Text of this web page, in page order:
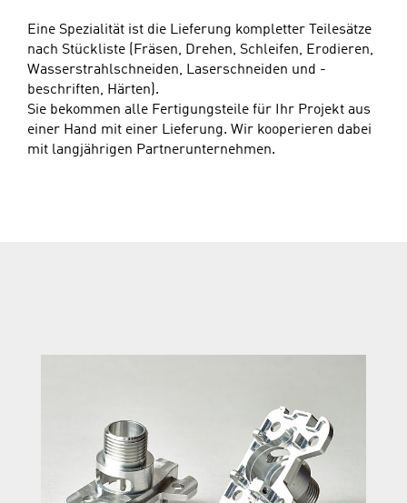
Eine Spezialität ist die Lieferung kompletter Teilesätze
nach Stückliste (Fräsen, Drehen, Schleifen, Erodieren,
Wasserstrahlschneiden, Laserschneiden und -
beschriften, Härten).
Sie bekommen alle Fertigungsteile für Ihr Projekt aus
einer Hand mit einer Lieferung. Wir kooperieren dabei
mit langjährigen Partnerunternehmen.